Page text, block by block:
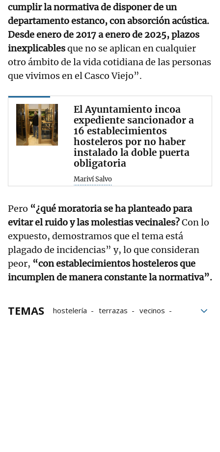
cumplir la normativa de disponer de un
departamento estanco, con absorción acústica.
Desde enero de 2017 a enero de 2025, plazos
inexplicablesque no se aplican en cualquier
otro ámbito de la vida cotidiana de las personas
que vivimos en el Casco Viejo”.
El Ayuntamiento incoa
expediente sancionador a
16 establecimientos
hosteleros por no haber
instalado la doble puerta
obligatoria
Mariví Salvo
Pero “¿qué moratoria se ha planteado para
evitar el ruido y las molestias vecinales?Con lo
expuesto, demostramos que el tema está
plagado de incidencias” y, lo que consideran
peor, “con establecimientos hosteleros que
incumplen de manera constante la normativa”.
TEMAS hostelería terrazas
vecinos